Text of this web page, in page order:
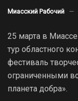
Миасский Рабочий
25 марта в
тур областного
фестиваль
ограниченными
планета добра».